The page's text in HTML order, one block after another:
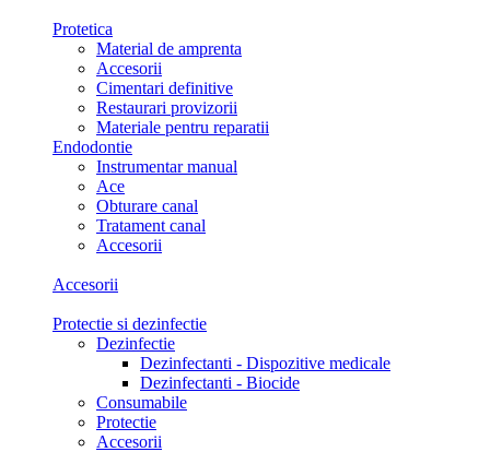
Protetica
Material de amprenta
Accesorii
Cimentari definitive
Restaurari provizorii
Materiale pentru reparatii
Endodontie
Instrumentar manual
Ace
Obturare canal
Tratament canal
Accesorii
Accesorii
Protectie si dezinfectie
Dezinfectie
Dezinfectanti - Dispozitive medicale
Dezinfectanti - Biocide
Consumabile
Protectie
Accesorii